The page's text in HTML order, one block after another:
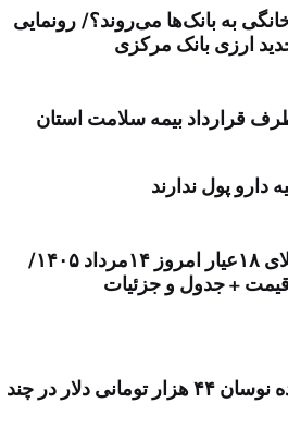
به بانک‌ها می‌روند؟/ رونمایی
جدید ارزی بانک مرکزی
قرارداد بیمه سلامت استان
دارو پول ندارند
قیمت طلای ۱۸عیار امروز ۱۴مرداد ۱۴۰۵/
+ جدول و جزئیات
پشت پرده نوسان ۴۴ هزار تومانی دلار در چند